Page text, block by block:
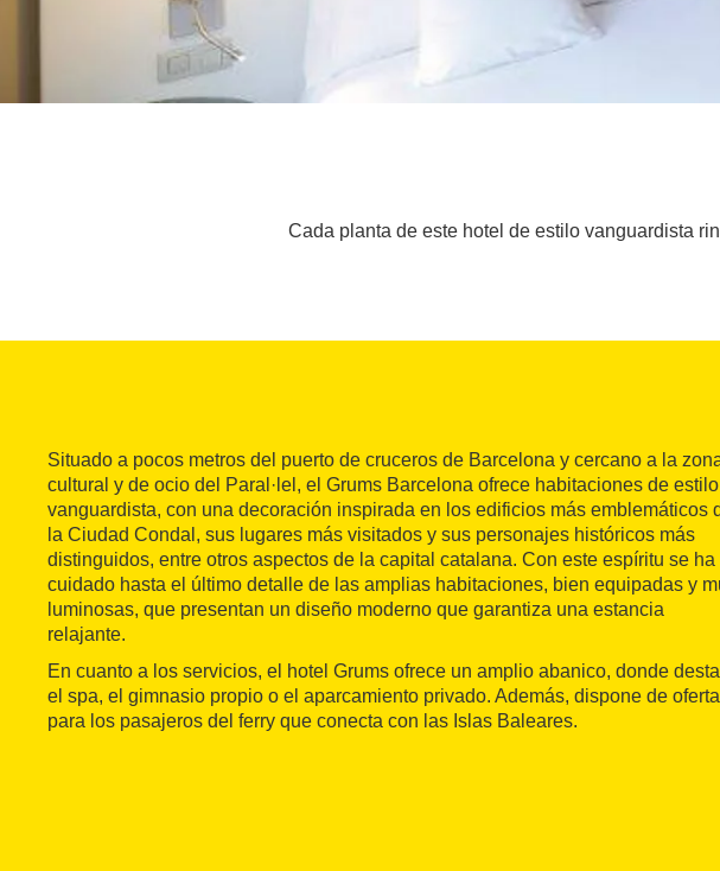
Cada planta de este hotel de estilo vanguardista
Situado a pocos metros del puerto de cruceros de Barcelona y cercano a la
cultural y de ocio del Paral·lel, el Grums Barcelona ofrece habitaciones de estilo
vanguardista, con una decoración inspirada en los edificios más emblemáticos
la Ciudad Condal, sus lugares más visitados y sus personajes históricos más
distinguidos, entre otros aspectos de la capital catalana. Con este espíritu se ha
cuidado hasta el último detalle de las amplias habitaciones, bien equipadas y
luminosas, que presentan un diseño moderno que garantiza una estancia
relajante.
En cuanto a los servicios, el hotel Grums ofrece un amplio abanico, donde
el spa, el gimnasio propio o el aparcamiento privado. Además, dispone de
para los pasajeros del ferry que conecta con las Islas Baleares.